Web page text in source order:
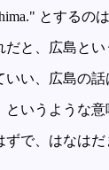
とするの
だと、広島とい
いい、広島の話
というような意
ずで、はなはだ